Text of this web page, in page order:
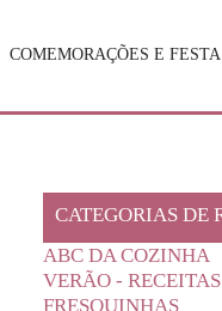
COMEMORAÇÕES E
CATEGORIAS DE
ABC DA COZINHA
VERÃO - RECEITAS
FRESQUINHAS